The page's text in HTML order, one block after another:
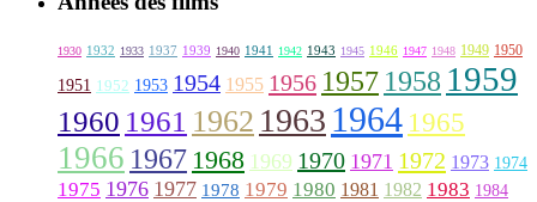
1930 1932 1933 1937 1939 1940 1941 1942 1943 1945 1946 1947 1948 1949 1950
1951 1952 1953 1954 1955 1956 1957 1958 1959
1960 1961 1962 1963 1964 1965
1966 1967 1968 1969 1970 1971 1972 1973 1974
1975 1976 1977 1978 1979 1980 1981 1982 1983 1984